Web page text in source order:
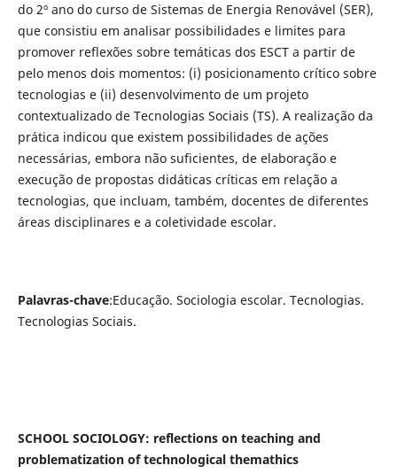
do 2º ano do curso de Sistemas de Energia Renovável (SER),
que consistiu em analisar possibilidades e limites para
promover reflexões sobre temáticas dos ESCT a partir de
pelo menos dois momentos: (i) posicionamento crítico sobre
tecnologias e (ii) desenvolvimento de um projeto
contextualizado de Tecnologias Sociais (TS). A realização da
prática indicou que existem possibilidades de ações
necessárias, embora não suficientes, de elaboração e
execução de propostas didáticas críticas em relação a
tecnologias, que incluam, também, docentes de diferentes
áreas disciplinares e a coletividade escolar.
Palavras-chave:Educação. Sociologia escolar. Tecnologias.
Tecnologias Sociais.
SCHOOL SOCIOLOGY: reflections on teaching and
problematization of technological themathics